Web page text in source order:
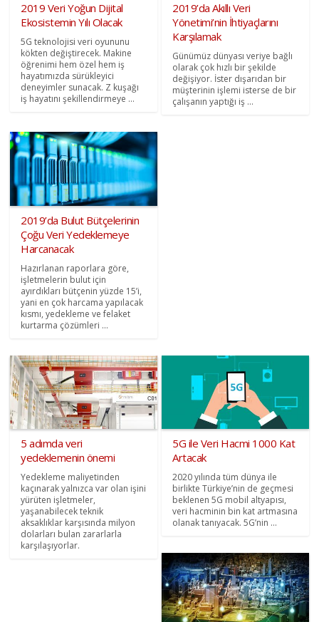
2019 Veri Yoğun Dijital
Ekosistemin Yılı Olacak
5G teknolojisi veri oyununu
kökten değiştirecek. Makine
öğrenimi hem özel hem iş
hayatımızda sürükleyici
deneyimler sunacak. Z kuşağı
iş hayatını şekillendirmeye ...
2019’da Akıllı Veri
Yönetimi’nin İhtiyaçlarını
Karşılamak
Günümüz dünyası veriye bağlı
olarak çok hızlı bir şekilde
değişiyor. İster dışarıdan bir
müşterinin işlemi isterse de bir
çalışanın yaptığı iş ...
2019’da Bulut Bütçelerinin
Çoğu Veri Yedeklemeye
Harcanacak
Hazırlanan raporlara göre,
işletmelerin bulut için
ayırdıkları bütçenin yüzde 15’i,
yani en çok harcama yapılacak
kısmı, yedekleme ve felaket
kurtarma çözümleri ...
5 adımda veri
yedeklemenin önemi
Yedekleme maliyetinden
kaçınarak yalnızca var olan işini
yürüten işletmeler,
yaşanabilecek teknik
aksaklıklar karşısında milyon
dolarları bulan zararlarla
karşılaşıyorlar.
5G ile Veri Hacmi 1000 Kat
Artacak
2020 yılında tüm dünya ile
birlikte Türkiye’nin de geçmesi
beklenen 5G mobil altyapısı,
veri hacminin bin kat artmasına
olanak tanıyacak. 5G’nin ...